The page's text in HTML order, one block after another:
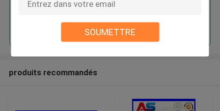
SOUMETTRE
Continuer
produits recommandés